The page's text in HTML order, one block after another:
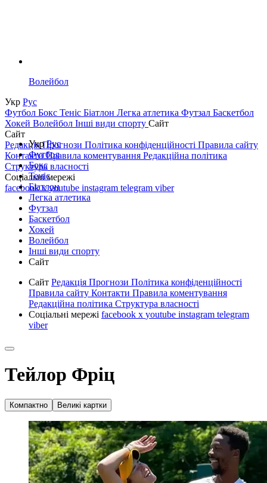
Волейбол
Укр Рус
Футбол Бокс Теніс Біатлон Легка атлетика Футзал Баскетбол
Хокей Волейбол Інші види спорту Сайт
Сайт
РедакціяПрогнози Політика конфіденційності Правила сайту
КонтактиПравила коментування Редакційна політика
Структура власності
Соціальні мережі
facebookxyoutube instagram telegram viber
УкрРус
Футбол
Бокс
Теніс
Біатлон
Легка атлетика
Футзал
Баскетбол
Хокей
Волейбол
Інші види спорту
Сайт
Сайт Редакція Прогнози Політика конфіденційності
Правила сайту Контакти Правила коментування
Редакційна політика Структура власності
Соціальні мережі facebook x youtube instagram telegram
viber
Тейлор Фріц
Компактно Великі картки